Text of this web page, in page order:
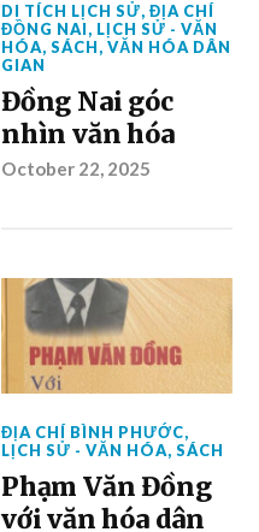
DI TÍCH LỊCH SỬ,ĐỊA CHÍ
ĐỒNG NAI, LỊCH SỬ - VĂN
HÓA,SÁCH,VĂN HÓA DÂN
GIAN
Đồng Nai góc
nhìn văn hóa
October 22, 2025
ĐỊA CHÍ BÌNH PHƯỚC,
LỊCH SỬ - VĂN HÓA,SÁCH
Phạm Văn Đồng
với văn hóa dân